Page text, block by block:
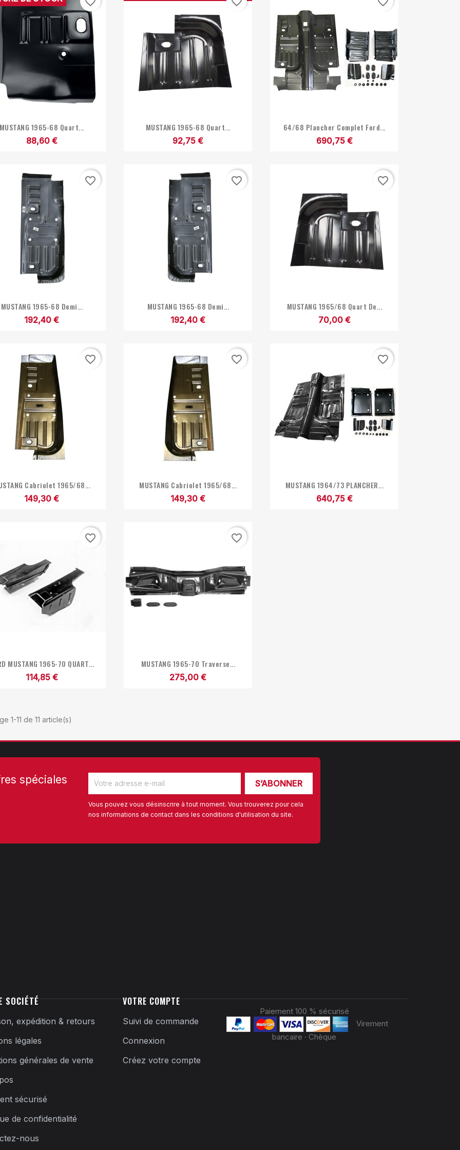
Aperçu rapide
1965-68 Quart...
88,60 €
Aperçu rapide
MUSTANG 1965-68 Quart...
92,75 €
Aperçu rapide
64/68 Plancher Complet Ford...
690,75 €
Aperçu rapide
MUSTANG 1965-68 Demi...
192,40 €
favorite_border
Aperçu rapide
MUSTANG 1965-68 Demi...
192,40 €
favorite_border
Aperçu rapide
MUSTANG 1965/68 Quart De...
70,00 €
favorite_border
Aperçu rapide
Cabriolet 1965/68...
149,30 €
favorite_border
Aperçu rapide
MUSTANG Cabriolet 1965/68...
149,30 €
favorite_border
Aperçu rapide
MUSTANG 1964/73 PLANCHER...
640,75 €
favorite_border
Aperçu rapide
MUSTANG 1965-70 QUART...
114,85 €
favorite_border
Aperçu rapide
MUSTANG 1965-70 Traverse...
275,00 €
favorite_border
1-11 de 11 article(s)
spéciales
Vous pouvez vous désinscrire à tout moment. Vous trouverez pour cela
nos informations de contact dans les conditions d'utilisation du site.
SOCIÉTÉ
expédition & retours
légales
générales de vente
sécurisé
de confidentialité
nous
VOTRE COMPTE
Suivi de commande
Connexion
Créez votre compte
Paiement 100 % sécurisé
Virement
bancaire · Chèque